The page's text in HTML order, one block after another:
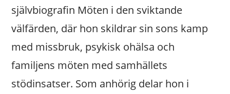
självbiografin Möten i den sviktande
välfärden, där hon skildrar sin sons kamp
med missbruk, psykisk ohälsa och
familjens möten med samhällets
stödinsatser. Som anhörig delar hon i